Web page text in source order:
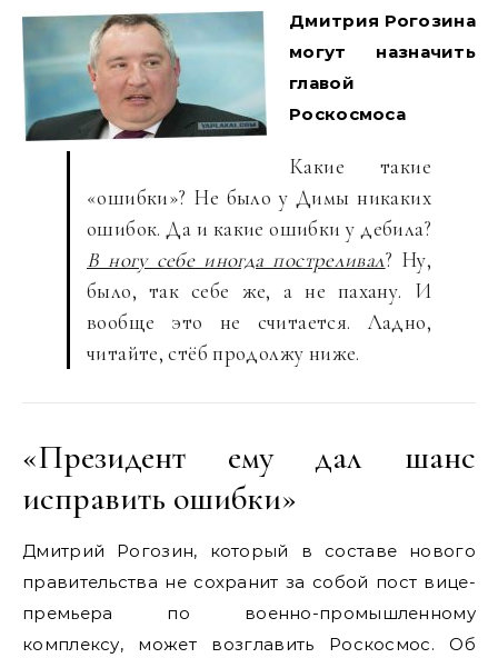
Дмитрия Рогозина
могут назначить
главой
Роскосмоса
Какие такие
«ошибки»? Не было у Димы никаких
ошибок. Да и какие ошибки у дебила?
В ногу себе иногда постреливал? Ну,
было, так себе же, а не пахану. И
вообще это не считается. Ладно,
читайте, стёб продолжу ниже.
«Президент ему дал шанс
исправить ошибки»
Дмитрий Рогозин, который в составе нового
правительства не сохранит за собой пост вице-
премьера по военно-промышленному
комплексу, может возглавить Роскосмос. Об